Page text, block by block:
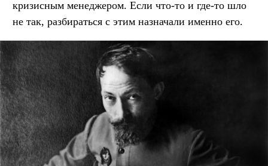
кризисным менеджером. Если что-то и где-то шло
не так, разбираться с этим назначали именно его.